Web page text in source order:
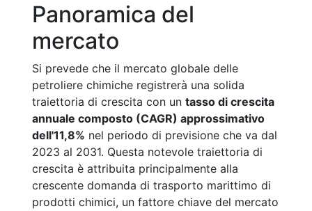
Panoramica del
mercato
Si prevede che il mercato globale delle
petroliere chimiche registrerà una solida
traiettoria di crescita con un tasso di crescita
annuale composto (CAGR) approssimativo
dell'11,8% nel periodo di previsione che va dal
2023 al 2031. Questa notevole traiettoria di
crescita è attribuita principalmente alla
crescente domanda di trasporto marittimo di
prodotti chimici, un fattore chiave del mercato